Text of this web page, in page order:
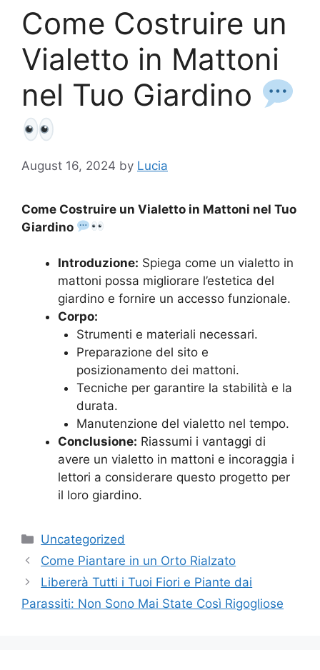
Come Costruire un
Vialetto in Mattoni
nel Tuo Giardino
August 16, 2024 by Lucia
Come Costruire un Vialetto in Mattoni nel Tuo
Giardino
Introduzione: Spiega come un vialetto in
mattoni possa migliorare l’estetica del
giardino e fornire un accesso funzionale.
Corpo:
Strumenti e materiali necessari.
Preparazione del sito e
posizionamento dei mattoni.
Tecniche per garantire la stabilità e la
durata.
Manutenzione del vialetto nel tempo.
Conclusione: Riassumi i vantaggi di
avere un vialetto in mattoni e incoraggia i
lettori a considerare questo progetto per
il loro giardino.
Categories
Uncategorized
Come Piantare in un Orto Rialzato
Libererà Tutti i Tuoi Fiori e Piante dai
Parassiti: Non Sono Mai State Così Rigogliose